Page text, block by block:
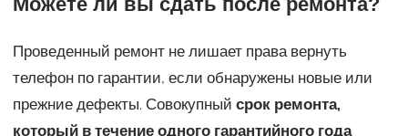
Проведенный ремонт не лишает права вернуть
телефон по гарантии, если обнаружены новые или
прежние дефекты. Совокупный срок ремонта,
который в течение одного гарантийного года